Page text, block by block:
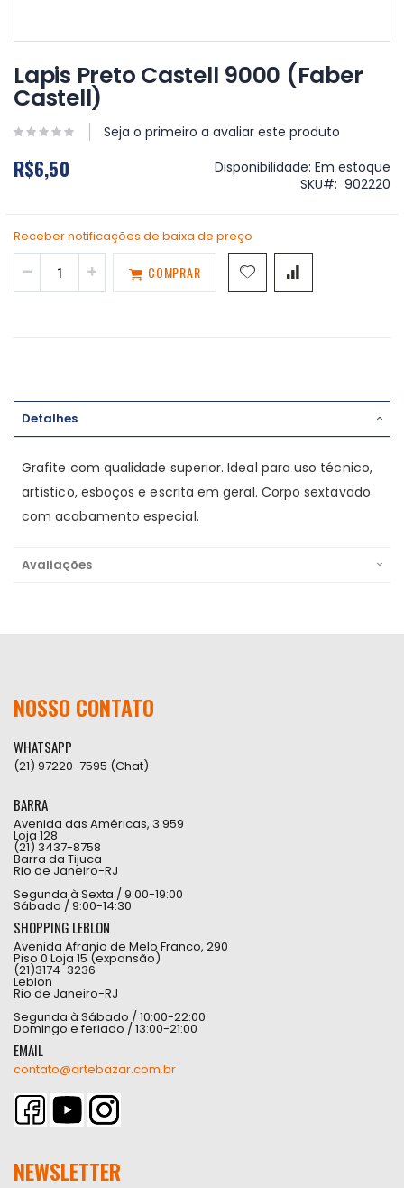
para
o
início
Galeria
imagens
Lapis Preto Castell 9000 (Faber
Castell)
Seja o primeiro a avaliar este produto
R$6,50 Disponibilidade: Em estoque
SKU
902220
Receber notificações de baixa de preço
COMPRAR
Detalhes
Grafite com qualidade superior. Ideal para uso técnico,
artístico, esboços e escrita em geral. Corpo sextavado
com acabamento especial.
Avaliações
NOSSO CONTATO
WHATSAPP
(21) 97220-7595 (Chat)
BARRA
Avenida das Américas, 3.959
Loja 128
(21) 3437-8758
Barra da Tijuca
Rio de Janeiro-RJ
Segunda à Sexta / 9:00-19:00
Sábado / 9:00-14:30
SHOPPING LEBLON
Avenida Afranio de Melo Franco, 290
Piso 0 Loja 15 (expansão)
(21)3174-3236
Leblon
Rio de Janeiro-RJ
Segunda à Sábado / 10:00-22:00
Domingo e feriado / 13:00-21:00
EMAIL
contato@artebazar.com.br
NEWSLETTER